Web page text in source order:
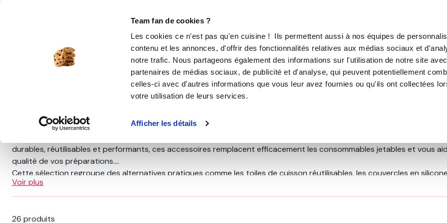
Team fan de cookies ?
Les cookies ce n'est pas qu'en cuisine ! Ils permettent aussi à nos équipes de
contenu et les annonces, d'offrir des fonctionnalités relatives aux médias sociaux et
notre trafic. Nous partageons également des informations sur l'utilisation de notre site
partenaires de médias sociaux, de publicité et d'analyse, qui peuvent potentiellement
celles-ci avec d'autres informations que vous leur avez fournies ou qu'ils ont collectées
votre utilisation de leurs services.
Afficher les détails
MOULES SILICONE USTENSILES ÉPICERIE MISE SOUS VIDE MACHINE À CAFÉ MACHINE À GLACE
Zéro déchets
durables, réutilisables et performants, ces accessoires remplacent efficacement les consommables jetables et vous
qualité de vos préparations.
Cette sélection regroupe des alternatives pratiques comme les toiles de cuisson réutilisables, les couvercles en
hermétiques, les poches à douille lavables ou encore des ustensiles polyvalents pensés pour durer. Chaque produit est
conservation, optimiser l’organisation de la cuisine et accompagner vos recettes maison.
En choisissant ces solutions zéro déchet, vous faites le choix d’un matériel fiable, économique et écologique,
OHRA®, accessoires pâtisserie, matériel Borealia® et produits de conservation Be Save®.
Voir plus
26 produits